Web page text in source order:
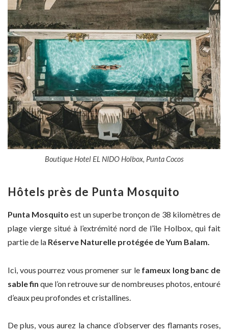
Boutique Hotel EL NIDO Holbox, Punta Cocos
Hôtels près de Punta Mosquito
Punta Mosquito est un superbe tronçon de 38 kilomètres de
plage vierge situé à l’extrémité nord de l’île Holbox, qui fait
partie de la Réserve Naturelle protégée de Yum Balam.
Ici, vous pourrez vous promener sur le fameux long banc de
sable fin que l’on retrouve sur de nombreuses photos, entouré
d’eaux peu profondes et cristallines.
De plus, vous aurez la chance d’observer des flamants roses,